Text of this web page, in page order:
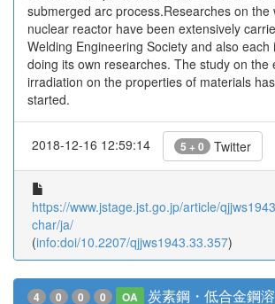
submerged arc process.Researches on the
nuclear reactor have been extensively
Welding Engineering Society and also each
doing its own researches. The study on the
irradiation on the properties of materials
started.
2018-12-16 12:59:14 5 + 0 Twitter
https://www.jstage.jst.go.jp/article/
char/ja/
(info:doi/10.2207/qjjws1943.33.357)
4 0 0 0 OA
炭素鋼・低合金鋼